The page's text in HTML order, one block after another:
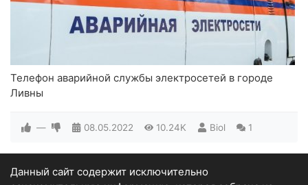
Телефон аварийной службы электросетей в городе
Ливны
— 08.05.2022 10.24K Biol 1
Данный сайт содержит исключительно